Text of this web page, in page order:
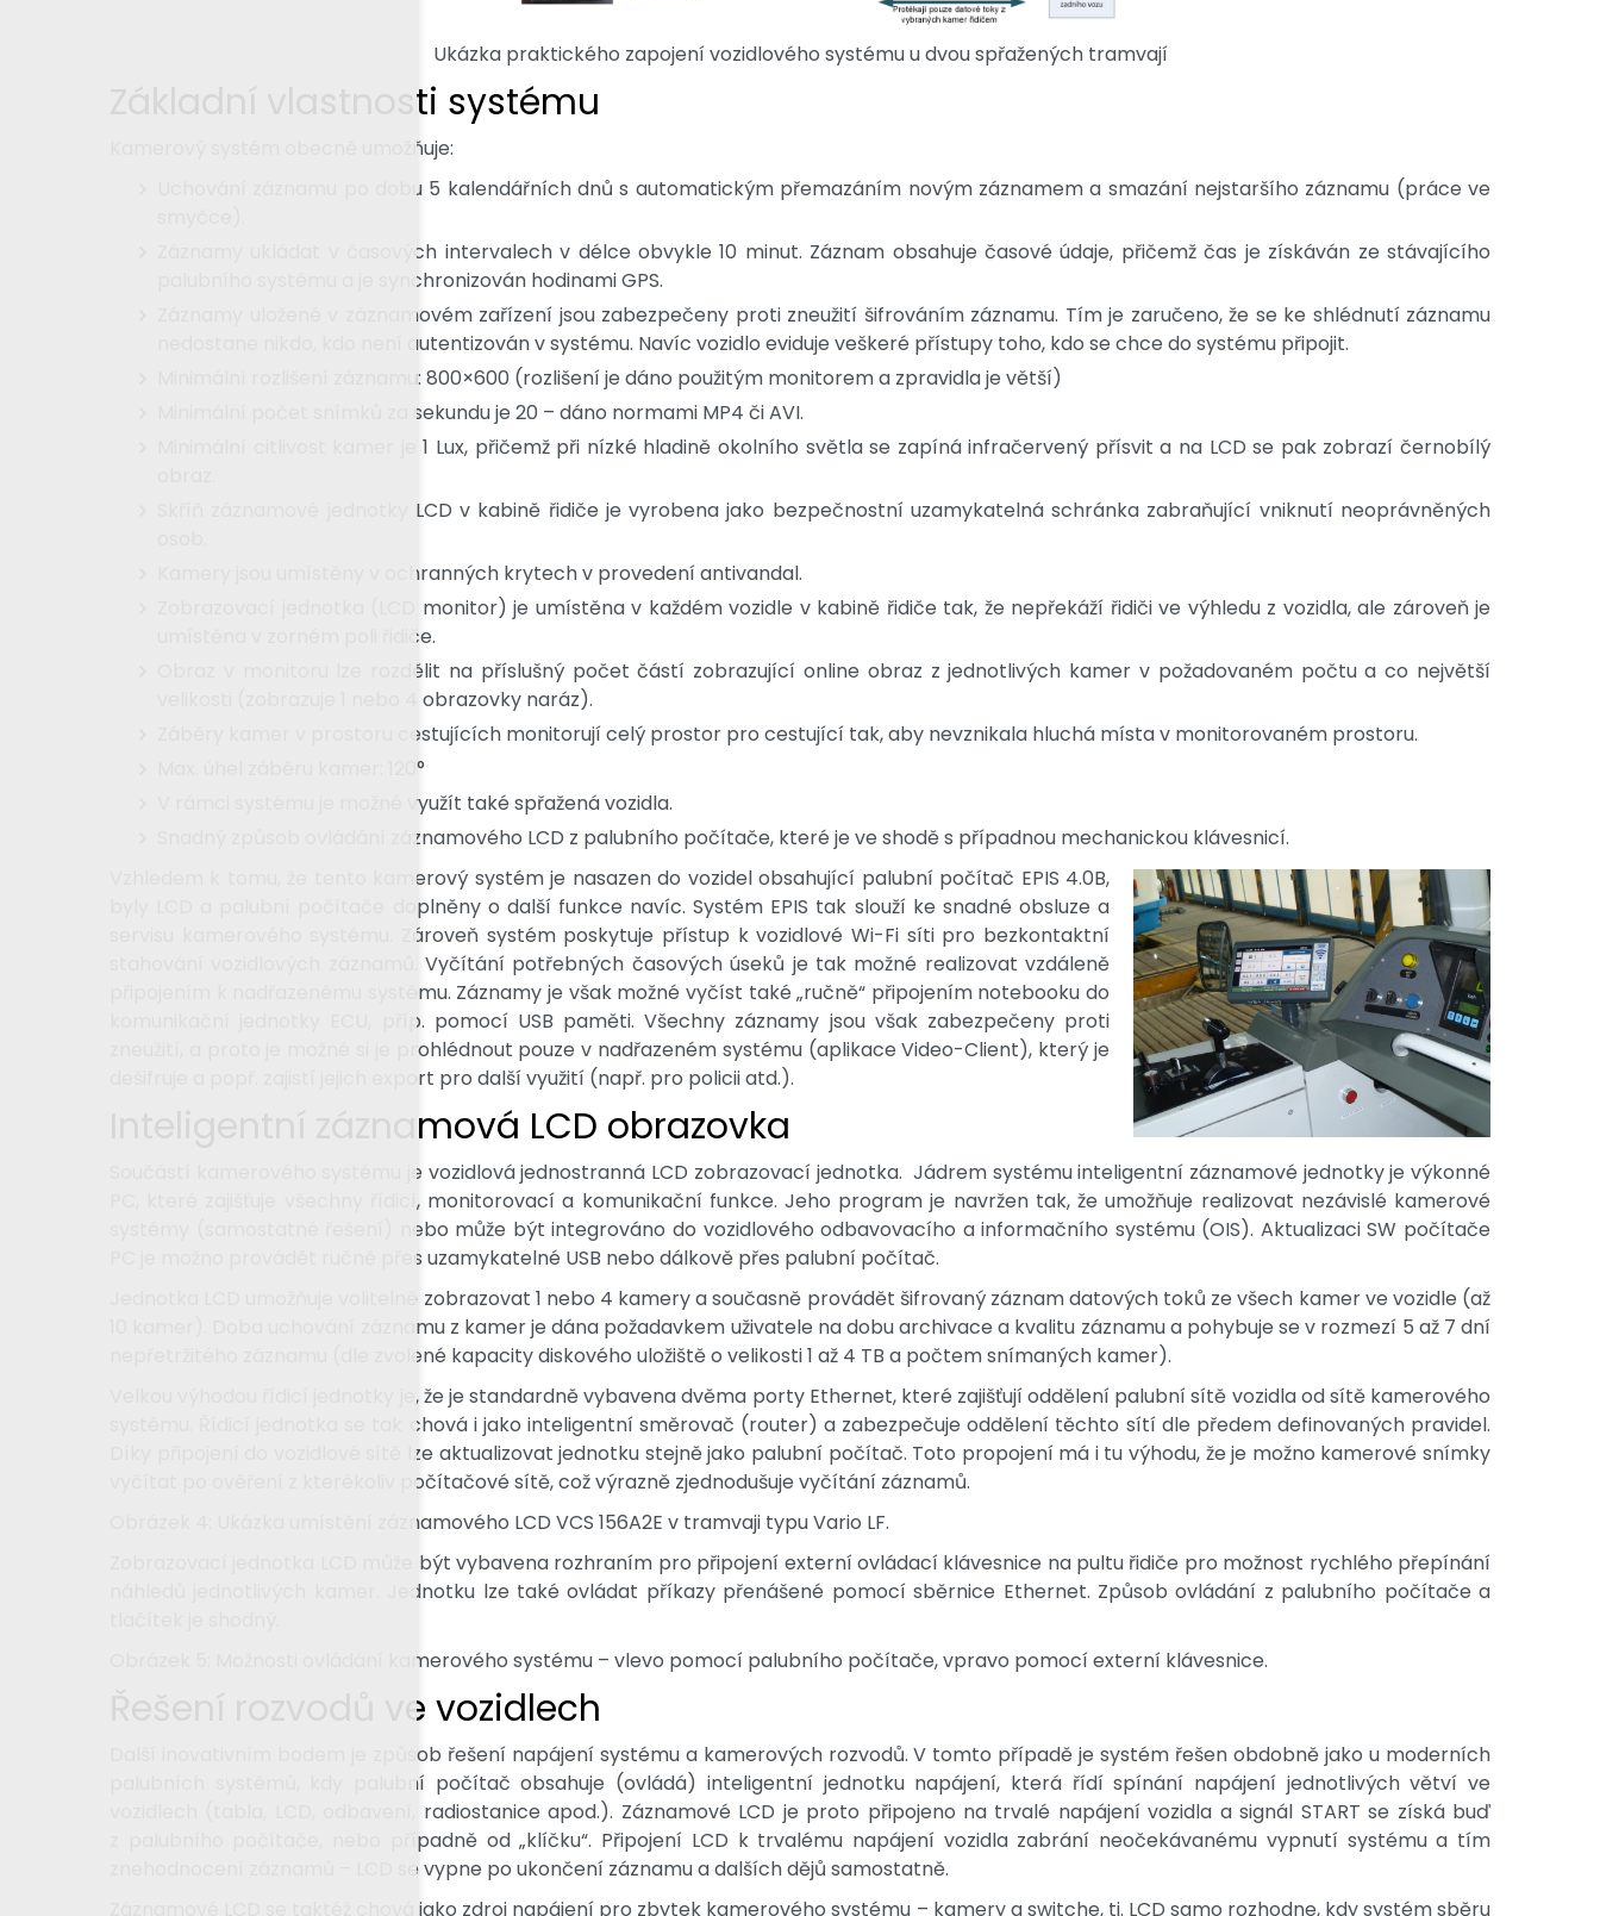
Ukázka praktického zapojení vozidlového systému u dvou spřažených tramvají
Základní vlastnosti systému
Kamerový systém obecně umožňuje:
Uchování záznamu po dobu 5 kalendářních dnů s automatickým přemazáním novým záznamem a smazání nejstaršího záznamu (práce ve
Záznamy ukládat v časových intervalech v délce obvykle 10 minut. Záznam obsahuje časové údaje, přičemž čas je získáván ze stávajícího
palubního systému a je synchronizován hodinami GPS.
Záznamy uložené v záznamovém zařízení jsou zabezpečeny proti zneužití šifrováním záznamu. Tím je zaručeno, že se ke shlédnutí záznamu
nedostane nikdo, kdo není autentizován v systému. Navíc vozidlo eviduje veškeré přístupy toho, kdo se chce do systému připojit.
Minimální rozlišení záznamu: 800×600 (rozlišení je dáno použitým monitorem a zpravidla je větší)
Minimální počet snímků za sekundu je 20 – dáno normami MP4 či AVI.
Minimální citlivost kamer je 1 Lux, přičemž při nízké hladině okolního světla se zapíná infračervený přísvit a na LCD se pak zobrazí černobílý
Skříň záznamové jednotky LCD v kabině řidiče je vyrobena jako bezpečnostní uzamykatelná schránka zabraňující vniknutí neoprávněných
Kamery jsou umístěny v ochranných krytech v provedení antivandal.
Zobrazovací jednotka (LCD monitor) je umístěna v každém vozidle v kabině řidiče tak, že nepřekáží řidiči ve výhledu z vozidla, ale zároveň je
umístěna v zorném poli řidiče.
Obraz v monitoru lze rozdělit na příslušný počet částí zobrazující online obraz z jednotlivých kamer v požadovaném počtu a co největší
velikosti (zobrazuje 1 nebo 4 obrazovky naráz).
Záběry kamer v prostoru cestujících monitorují celý prostor pro cestující tak, aby nevznikala hluchá místa v monitorovaném prostoru.
Max. úhel záběru kamer: 120°
V rámci systému je možné využít také spřažená vozidla.
Snadný způsob ovládání záznamového LCD z palubního počítače, které je ve shodě s případnou mechanickou klávesnicí.
Vzhledem k tomu, že tento kamerový systém je nasazen do vozidel obsahující palubní počítač EPIS 4.0B,
byly LCD a palubní počítače doplněny o další funkce navíc. Systém EPIS tak slouží ke snadné obsluze a
servisu kamerového systému. Zároveň systém poskytuje přístup k vozidlové Wi-Fi síti pro bezkontaktní
stahování vozidlových záznamů. Vyčítání potřebných časových úseků je tak možné realizovat vzdáleně
připojením k nadřazenému systému. Záznamy je však možné vyčíst také „ručně“ připojením notebooku do
komunikační jednotky ECU, příp. pomocí USB paměti. Všechny záznamy jsou však zabezpečeny proti
zneužití, a proto je možné si je prohlédnout pouze v nadřazeném systému (aplikace Video-Client), který je
dešifruje a popř. zajistí jejich export pro další využití (např. pro policii atd.).
Inteligentní záznamová LCD obrazovka
Součástí kamerového systému je vozidlová jednostranná LCD zobrazovací jednotka. Jádrem systému inteligentní záznamové jednotky je výkonné
PC, které zajišťuje všechny řídicí, monitorovací a komunikační funkce. Jeho program je navržen tak, že umožňuje realizovat nezávislé kamerové
systémy (samostatné řešení) nebo může být integrováno do vozidlového odbavovacího a informačního systému (OIS). Aktualizaci SW počítače
PC je možno provádět ručně přes uzamykatelné USB nebo dálkově přes palubní počítač.
Jednotka LCD umožňuje volitelně zobrazovat 1 nebo 4 kamery a současně provádět šifrovaný záznam datových toků ze všech kamer ve vozidle (až
10 kamer). Doba uchování záznamu z kamer je dána požadavkem uživatele na dobu archivace a kvalitu záznamu a pohybuje se v rozmezí 5 až 7 dní
nepřetržitého záznamu (dle zvolené kapacity diskového uložiště o velikosti 1 až 4 TB a počtem snímaných kamer).
Velkou výhodou řídicí jednotky je, že je standardně vybavena dvěma porty Ethernet, které zajišťují oddělení palubní sítě vozidla od sítě kamerového
systému. Řídicí jednotka se tak chová i jako inteligentní směrovač (router) a zabezpečuje oddělení těchto sítí dle předem definovaných pravidel.
Díky připojení do vozidlové sítě lze aktualizovat jednotku stejně jako palubní počítač. Toto propojení má i tu výhodu, že je možno kamerové snímky
vyčítat po ověření z kterékoliv počítačové sítě, což výrazně zjednodušuje vyčítání záznamů.
Obrázek 4: Ukázka umístění záznamového LCD VCS 156A2E v tramvaji typu Vario LF.
Zobrazovací jednotka LCD může být vybavena rozhraním pro připojení externí ovládací klávesnice na pultu řidiče pro možnost rychlého přepínání
náhledů jednotlivých kamer. Jednotku lze také ovládat příkazy přenášené pomocí sběrnice Ethernet. Způsob ovládání z palubního počítače a
Obrázek 5: Možnosti ovládání kamerového systému – vlevo pomocí palubního počítače, vpravo pomocí externí klávesnice.
Řešení rozvodů ve vozidlech
Další inovativním bodem je způsob řešení napájení systému a kamerových rozvodů. V tomto případě je systém řešen obdobně jako u moderních
palubních systémů, kdy palubní počítač obsahuje (ovládá) inteligentní jednotku napájení, která řídí spínání napájení jednotlivých větví ve
vozidlech (tabla, LCD, odbavení, radiostanice apod.). Záznamové LCD je proto připojeno na trvalé napájení vozidla a signál START se získá buď
z palubního počítače, nebo případně od „klíčku“. Připojení LCD k trvalému napájení vozidla zabrání neočekávanému vypnutí systému a tím
znehodnocení záznamů – LCD se vypne po ukončení záznamu a dalších dějů samostatně.
Záznamové LCD se taktéž chová jako zdroj napájení pro zbytek kamerového systému – kamery a switche, tj. LCD samo rozhodne, kdy systém sběru